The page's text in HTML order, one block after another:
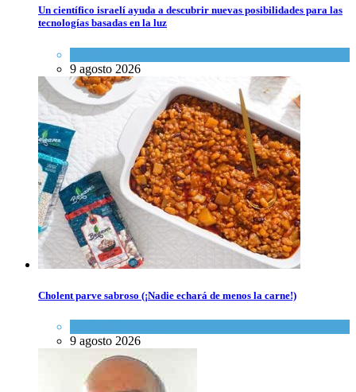
Un científico israelí ayuda a descubrir nuevas posibilidades para las
tecnologías basadas en la luz
9 agosto 2026
Cholent parve sabroso (¡Nadie echará de menos la carne!)
9 agosto 2026